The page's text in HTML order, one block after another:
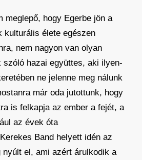
meglepő, hogy Egerbe jön a
kulturális élete egészen
nem nagyon van olyan
szóló hazai együttes, aki ilyen-
ne jelenne meg nálunk
már oda jutottunk, hogy
is felkapja az ember a fejét, a
az évek óta
Band helyett idén az
nyúlt el, ami azért árulkodik a